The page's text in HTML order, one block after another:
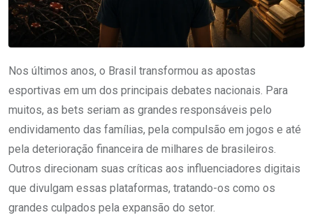
Nos últimos anos, o Brasil transformou as apostas
esportivas em um dos principais debates nacionais. Para
muitos, as bets seriam as grandes responsáveis pelo
endividamento das famílias, pela compulsão em jogos e até
pela deterioração financeira de milhares de brasileiros.
Outros direcionam suas críticas aos influenciadores digitais
que divulgam essas plataformas, tratando-os como os
grandes culpados pela expansão do setor.